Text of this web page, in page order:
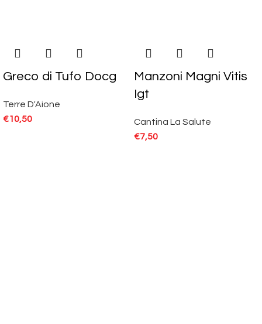
Greco di Tufo Docg
Terre D'Aione
€10,50
Manzoni Magni Vitis
Igt
Cantina La Salute
€7,50